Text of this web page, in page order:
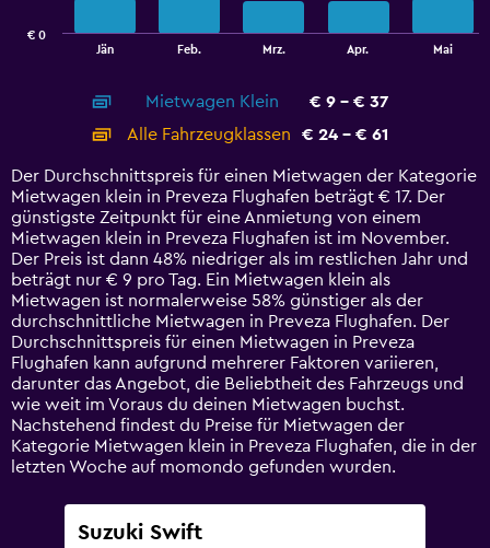
displaying
categories.
14
categories.
The
chart
has
1
Y
axis
displaying
values.
Range:
0
to
75.
Jän Feb. Mrz. Apr. Mai
€ 0
End
Mietwagen Klein
€ 9 - € 37
Alle Fahrzeugklassen
€ 24 - € 61
Der Durchschnittspreis für einen Mietwagen der Kategorie
Mietwagen klein in Preveza Flughafen beträgt € 17. Der
günstigste Zeitpunkt für eine Anmietung von einem
Mietwagen klein in Preveza Flughafen ist im November.
Der Preis ist dann 48% niedriger als im restlichen Jahr und
beträgt nur € 9 pro Tag. Ein Mietwagen klein als
Mietwagen ist normalerweise 58% günstiger als der
durchschnittliche Mietwagen in Preveza Flughafen. Der
Durchschnittspreis für einen Mietwagen in Preveza
Flughafen kann aufgrund mehrerer Faktoren variieren,
darunter das Angebot, die Beliebtheit des Fahrzeugs und
wie weit im Voraus du deinen Mietwagen buchst.
Nachstehend findest du Preise für Mietwagen der
Kategorie Mietwagen klein in Preveza Flughafen, die in der
letzten Woche auf momondo gefunden wurden.
Suzuki Swift